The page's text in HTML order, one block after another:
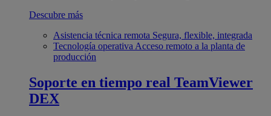
Descubre más
Asistencia técnica remota Segura, flexible, integrada
Tecnología operativa Acceso remoto a la planta de
producción
Soporte en tiempo real TeamViewer
DEX